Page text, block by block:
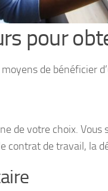
pour
de bénéficier
de votre choix.
contrat de travail, la